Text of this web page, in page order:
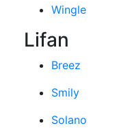
Wingle
Lifan
Breez
Smily
Solano